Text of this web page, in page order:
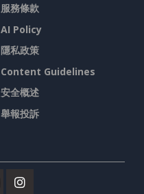
服務條款
AI Policy
隱私政策
Content Guidelines
安全概述
舉報投訴